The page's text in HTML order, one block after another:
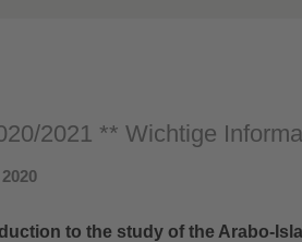
2021 ** Wichtige
to the study of the Arabo-